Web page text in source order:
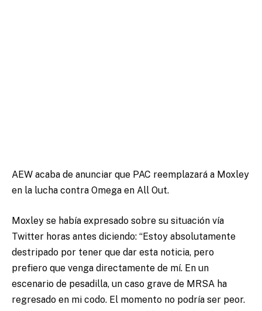
AEW acaba de anunciar que PAC reemplazará a Moxley
en la lucha contra Omega en All Out.
Moxley se había expresado sobre su situación vía
Twitter horas antes diciendo: “Estoy absolutamente
destripado por tener que dar esta noticia, pero
prefiero que venga directamente de mí. En un
escenario de pesadilla, un caso grave de MRSA ha
regresado en mi codo. El momento no podría ser peor.